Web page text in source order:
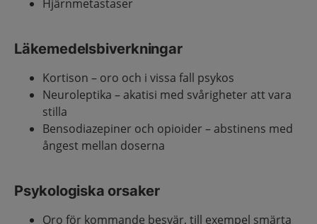
Hjärnmetastaser
Läkemedelsbiverkningar
Kortison – oro och i vissa fall psykos
Neuroleptika – akatisi med svårigheter att vara
stilla
Bensodiazepiner och opioider – abstinens med
ångest mellan doserna
Psykologiska orsaker
Oro för kommande besvär, till exempel smärta